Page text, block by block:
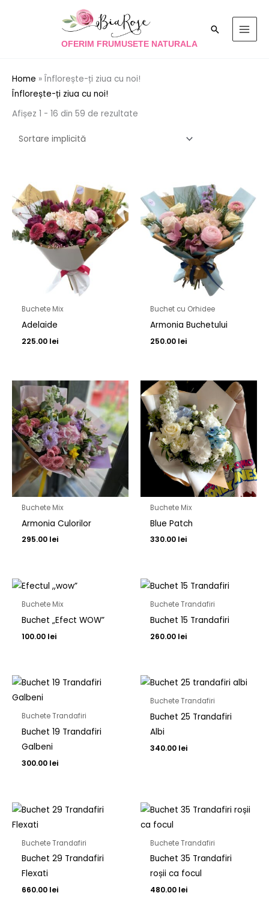
OFERIM FRUMUSETE NATURALA
Search
Home » Înflorește-ți ziua cu noi!
Înflorește-ți ziua cu noi!
Afișez 1 - 16 din 59 de rezultate
Buchete Mix
Adelaide
225.00 lei
Buchet cu Orhidee
Armonia Buchetului
250.00 lei
Buchete Mix
Armonia Culorilor
295.00 lei
Buchete Mix
Blue Patch
330.00 lei
Buchete Mix
Buchet „Efect WOW”
100.00 lei
Buchete Trandafiri
Buchet 15 Trandafiri
260.00 lei
Buchete Trandafiri
Buchet 19 Trandafiri
Galbeni
300.00 lei
Buchete Trandafiri
Buchet 25 Trandafiri
Albi
340.00 lei
Buchete Trandafiri
Buchet 29 Trandafiri
Flexati
660.00 lei
Buchete Trandafiri
Buchet 35 Trandafiri
roșii ca focul
480.00 lei